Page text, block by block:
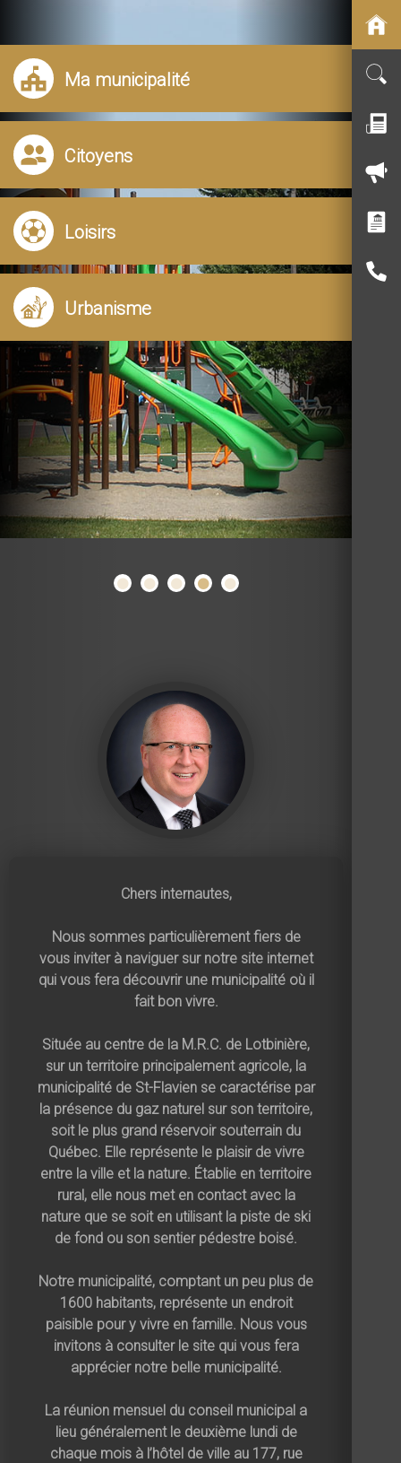
Ma municipalité
Citoyens
Loisirs
Urbanisme
Chers internautes,
Nous sommes particulièrement fiers de
vous inviter à naviguer sur notre site internet
qui vous fera découvrir une municipalité où il
fait bon vivre.
Située au centre de la M.R.C. de Lotbinière,
sur un territoire principalement agricole, la
municipalité de St-Flavien se caractérise par
la présence du gaz naturel sur son territoire,
soit le plus grand réservoir souterrain du
Québec. Elle représente le plaisir de vivre
entre la ville et la nature. Établie en territoire
rural, elle nous met en contact avec la
nature que se soit en utilisant la piste de ski
de fond ou son sentier pédestre boisé.
Notre municipalité, comptant un peu plus de
1600 habitants, représente un endroit
paisible pour y vivre en famille. Nous vous
invitons à consulter le site qui vous fera
apprécier notre belle municipalité.
La réunion mensuel du conseil municipal a
lieu généralement le deuxième lundi de
chaque mois à l’hôtel de ville au 177, rue